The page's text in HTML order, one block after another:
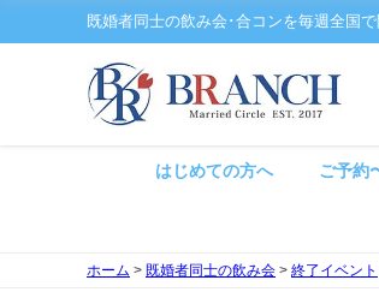
既婚者同士の飲み会･合コンを毎週全国で
はじめての方へ ご予約
ホーム > 既婚者同士の飲み会 > 終了イベント